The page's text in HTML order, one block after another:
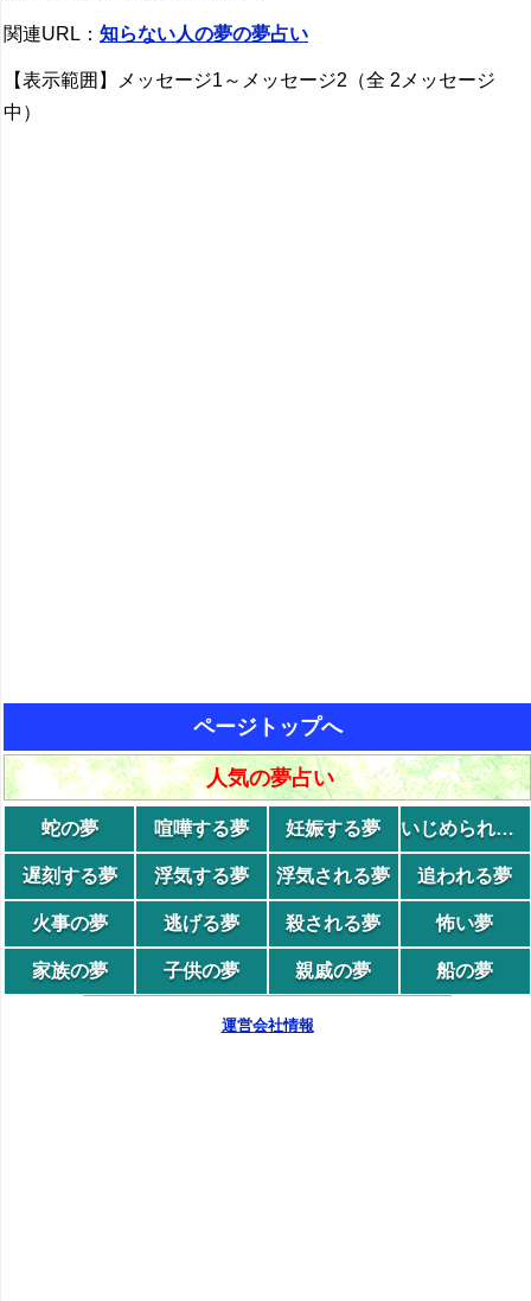
関連URL： 知らない人の夢の夢占い
【表示範囲】メッセージ1～メッセージ2（全 2メッセージ
中）
ページトップへ
人気の夢占い
蛇の夢 喧嘩する夢 妊娠する夢 いじめられる夢
遅刻する夢 浮気する夢 浮気される夢 追われる夢
火事の夢 逃げる夢 殺される夢 怖い夢
家族の夢 子供の夢 親戚の夢 船の夢
運営会社情報